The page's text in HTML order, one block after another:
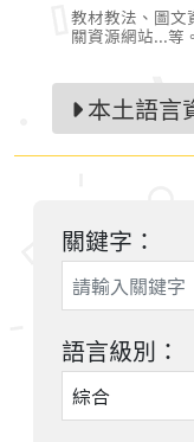
教材教法、圖文
關資源網站...等。
本土語言
關鍵字：
語言級別：